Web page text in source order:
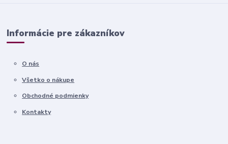
Informácie pre zákazníkov
O nás
Všetko o nákupe
Obchodné podmienky
Kontakty